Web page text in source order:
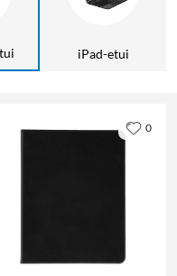
iPad-etui
0